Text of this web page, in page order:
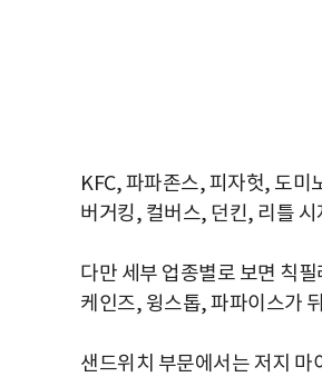
KFC, 파파존스, 피자헛, 도미
버거킹, 컬버스, 던킨, 리틀
다만 세부 업종별로 보면 칙
케인즈, 윙스톱, 파파이스가
샌드위치 부문에서는 저지